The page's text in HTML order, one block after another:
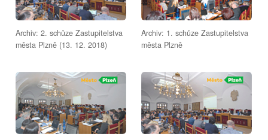
Archiv: 2. schůze Zastupitelstva
města Plzně (13. 12. 2018)
Archiv: 1. schůze Zastupitelstva
města Plzně